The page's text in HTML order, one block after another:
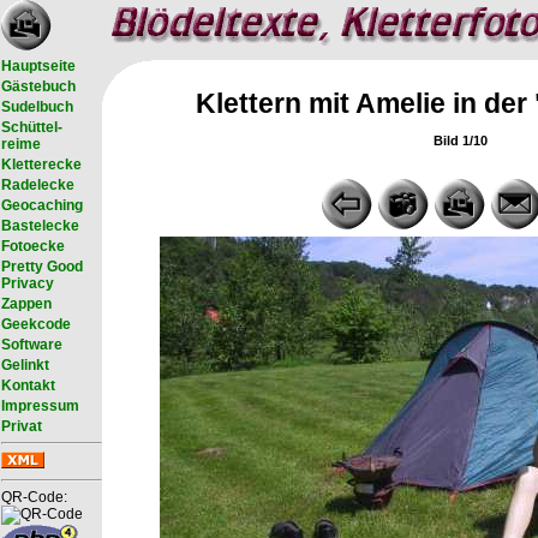
Hauptseite
Gästebuch
Sudelbuch
Schüttel-
reime
Kletterecke
Radelecke
Geocaching
Bastelecke
Fotoecke
Pretty Good
Privacy
Zappen
Geekcode
Software
Gelinkt
Kontakt
Impressum
Privat
QR-Code:
Klettern mit Amelie in
Bild 1/10